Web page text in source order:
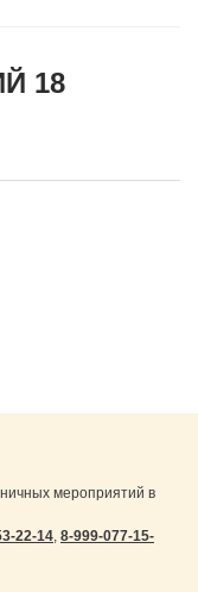
18
мероприятий в
22-14, 8-999-077-15-